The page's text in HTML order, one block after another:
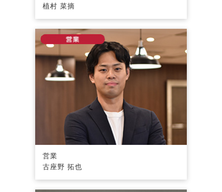
植村 菜摘
営業
古座野 拓也